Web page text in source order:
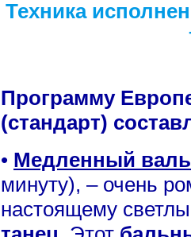
Техника
Программу
(стандарт)
• Медленный
минуту), – очень
настоящему